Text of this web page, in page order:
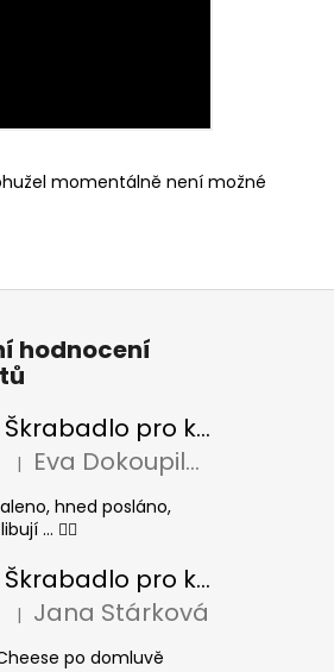
momentálně není možné
hodnocení
Škrabadlo pro kočky BASIC Colour
Hodnocení produktu je 5 z 5 hvězdiček.
| Eva Dokoupilová
hned posláno,
... 👍🏻
Škrabadlo pro kočky CHEESE ELIPSE colour
Hodnocení produktu je 5 z 5 hvězdiček.
| Jana Stárková
po domluvě